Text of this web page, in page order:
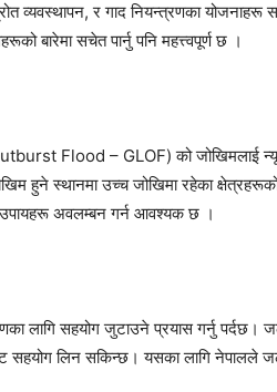
व्यवस्थापन, र गाद नियन्त्रणका योजनाहरू
बारेमा सचेत पार्नु पनि महत्त्वपूर्ण छ ।
Flood – GLOF) को जोखिमलाई
हुने स्थानमा उच्च जोखिमा रहेका क्षेत्रहरूको
उपायहरू अवलम्बन गर्न आवश्यक छ ।
लागि सहयोग जुटाउने प्रयास गर्नु पर्दछ।
लिन सकिन्छ। यसका लागि नेपालले